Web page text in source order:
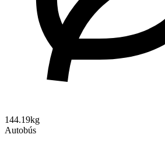
144.19kg
Autobús